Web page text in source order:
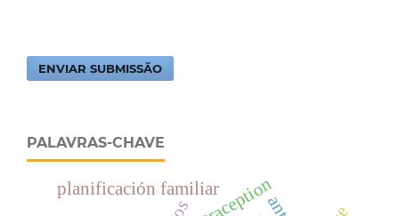
ENVIAR SUBMISSÃO
PALAVRAS-CHAVE
planificación familiar